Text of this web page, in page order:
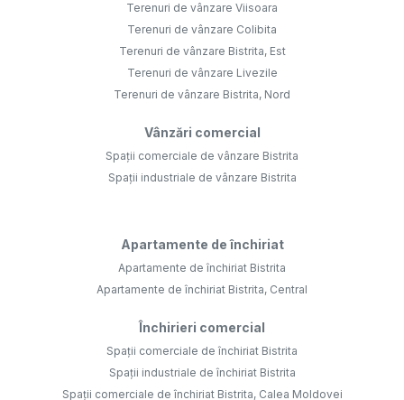
Terenuri de vânzare Viisoara
Terenuri de vânzare Colibita
Terenuri de vânzare Bistrita, Est
Terenuri de vânzare Livezile
Terenuri de vânzare Bistrita, Nord
Vânzări comercial
Spații comerciale de vânzare Bistrita
Spații industriale de vânzare Bistrita
Apartamente de închiriat
Apartamente de închiriat Bistrita
Apartamente de închiriat Bistrita, Central
Închirieri comercial
Spații comerciale de închiriat Bistrita
Spații industriale de închiriat Bistrita
Spații comerciale de închiriat Bistrita, Calea Moldovei